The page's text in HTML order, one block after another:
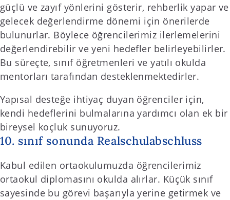
güçlü ve zayıf yönlerini gösterir, rehberlik yapar ve
gelecek değerlendirme dönemi için önerilerde
bulunurlar. Böylece öğrencilerimiz ilerlemelerini
değerlendirebilir ve yeni hedefler belirleyebilirler.
Bu süreçte, sınıf öğretmenleri ve yatılı okulda
mentorları tarafından desteklenmektedirler.
Yapısal desteğe ihtiyaç duyan öğrenciler için,
kendi hedeflerini bulmalarına yardımcı olan ek bir
bireysel koçluk sunuyoruz.
10. sınıf sonunda Realschulabschluss
Kabul edilen ortaokulumuzda öğrencilerimiz
ortaokul diplomasını okulda alırlar. Küçük sınıf
sayesinde bu görevi başarıyla yerine getirmek ve